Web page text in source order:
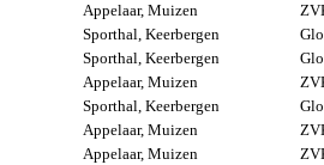
Appelaar, Muizen
Sporthal, Keerbergen
Sporthal, Keerbergen
Appelaar, Muizen
Sporthal, Keerbergen
Appelaar, Muizen
Appelaar, Muizen